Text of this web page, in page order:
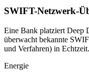
SWIFT-Netzwerk-
Eine Bank platziert Deep
überwacht bekannte
und Verfahren) in Echtzeit.
Energie